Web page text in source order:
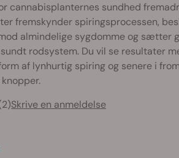
cannabisplanternes sundhed
fremskynder spiringsprocessen,
almindelige sygdomme og sætter
rodsystem. Du vil se resultater
af lynhurtig spiring og senere i
Skrive en anmeldelse